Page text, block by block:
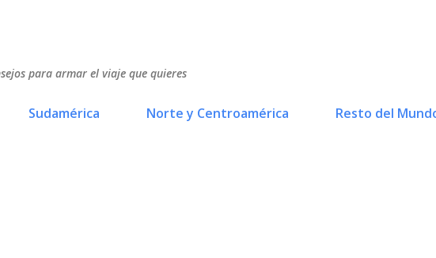
para armar el viaje que quieres
Sudamérica Norte y Centroamérica Resto del